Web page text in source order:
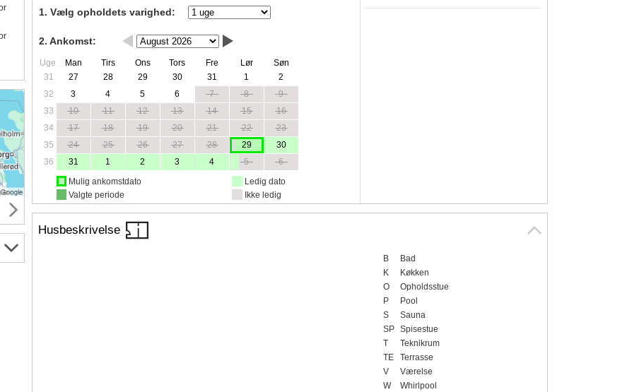
1. Vælg opholdets varighed:
2. Ankomst:
Uge Man Tirs Ons Tors Fre Lør
Søn
31
27 28 29 30 31 1
2
32
3 4 5 6 7 8
9
33
10 11 12 13 14 15
16
34
17 18 19 20 21 22
23
35
24 25 26 27 28 29
30
36
31 1 2 3 4 5
6
Mulig ankomstdato
Valgte periode
Ledig dato
Ikke ledig
Husbeskrivelse
B
Bad
K
Køkken
O
Opholdsstue
P
Pool
S
Sauna
SP
Spisestue
T
Teknikrum
TE
Terrasse
V
Værelse
W
Whirlpool